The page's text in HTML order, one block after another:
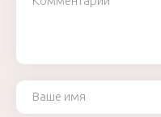
Ваше имя